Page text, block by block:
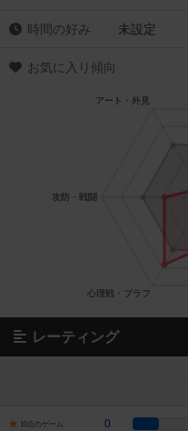
時間の好み 未設定
お気に入り傾向
レーティング
10点のゲーム 0